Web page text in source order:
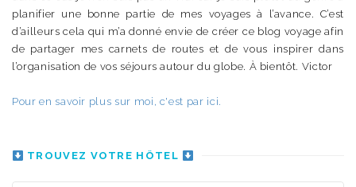
planifier une bonne partie de mes voyages à l’avance. C’est
d’ailleurs cela qui m’a donné envie de créer ce blog voyage afin
de partager mes carnets de routes et de vous inspirer dans
l’organisation de vos séjours autour du globe. À bientôt. Victor
Pour en savoir plus sur moi, c'est par ici.
TROUVEZ VOTRE HÔTEL